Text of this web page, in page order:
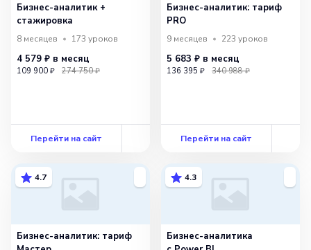
Бизнес-аналитик +
стажировка
8 месяцев 173 уроков
4 579 ₽ в месяц
109 900 ₽ 274 750 ₽
Перейти на сайт
Бизнес-аналитик: тариф
PRO
9 месяцев 223 уроков
5 683 ₽ в месяц
136 395 ₽ 340 988 ₽
Перейти на сайт
4.7
Бизнес-аналитик: тариф
4.3
Бизнес-аналитика